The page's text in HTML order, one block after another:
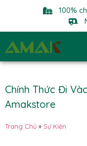
100%
Chính Thức Đi
Amakstore
Trang Chủ » Sự Kiện